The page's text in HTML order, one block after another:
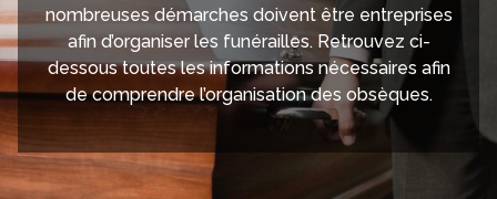
ANDUZE
ESPACES HOMMAGES
nombreuses démarches doivent être entreprises
afin d’organiser les funérailles. Retrouvez ci-
dessous toutes les informations nécessaires afin
de comprendre l’organisation des obsèques.